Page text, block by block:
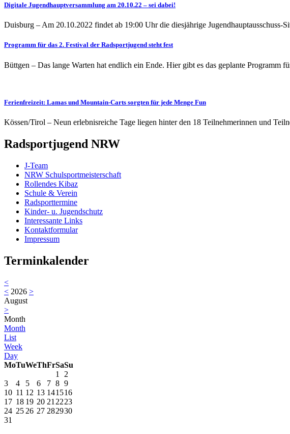
Digitale Jugendhauptversammlung am 20.10.22 – sei dabei!
Duisburg – Am 20.10.2022 findet ab 19:00 Uhr die diesjährige
Programm für das 2. Festival der Radsportjugend steht fest
Büttgen – Das lange Warten hat endlich ein Ende. Hier gibt es das geplante Programm
Ferienfreizeit: Lamas und Mountain-Carts sorgten für jede Menge Fun
Kössen/Tirol – Neun erlebnisreiche Tage liegen hinter den 18 Teilnehmerinnen und
Radsportjugend NRW
J-Team
NRW Schulsportmeisterschaft
Rollendes Kibaz
Schule & Verein
Radsporttermine
Kinder- u. Jugendschutz
Interessante Links
Kontaktformular
Impressum
Terminkalender
<
< 2026 >
August
>
Month
Month
List
Week
Day
MoTuWeThFrSaSu
1
2
3
4 5 6 7 8 9
10 11 12 13 141516
17 18 19 20 21 2223
24 25 26 27 282930
31